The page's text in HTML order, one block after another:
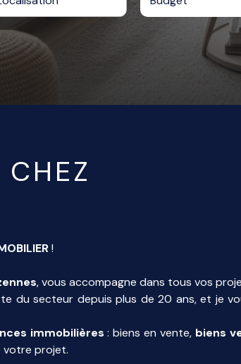
!
, vous accompagne dans tous vos
du secteur depuis plus de 20 ans, et je
immobilières : biens en vente, biens
votre projet.